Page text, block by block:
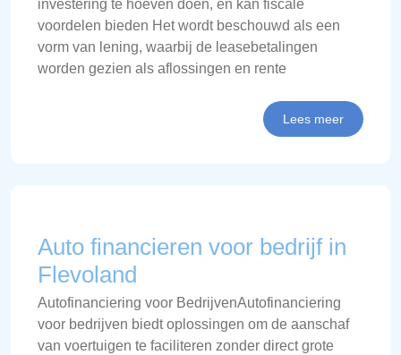
investering te hoeven doen, en kan fiscale
voordelen bieden Het wordt beschouwd als een
vorm van lening, waarbij de leasebetalingen
worden gezien als aflossingen en rente
Lees meer
Auto financieren voor bedrijf in
Flevoland
Autofinanciering voor BedrijvenAutofinanciering
voor bedrijven biedt oplossingen om de aanschaf
van voertuigen te faciliteren zonder direct grote